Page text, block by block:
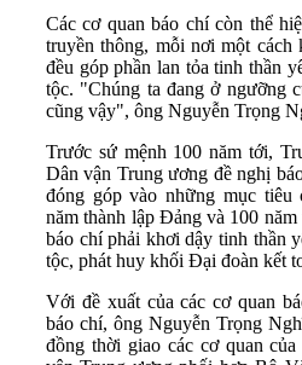
Các cơ quan báo chí còn thể
truyền thông, mỗi nơi một cách
đều góp phần lan tỏa tinh thần
tộc. "Chúng ta đang ở ngưỡng
cũng vậy", ông Nguyễn Trọng
Trước sứ mệnh 100 năm tới,
Dân vận Trung ương đề nghị
đóng góp vào những mục tiêu
năm thành lập Đảng và 100
báo chí phải khơi dậy tinh thần
tộc, phát huy khối Đại đoàn kết
Với đề xuất của các cơ quan
báo chí, ông Nguyễn Trọng
đồng thời giao các cơ quan